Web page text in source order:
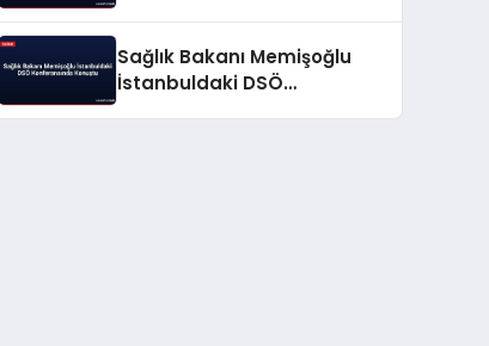
Sağlık Bakanı Memişoğlu
İstanbuldaki DSÖ